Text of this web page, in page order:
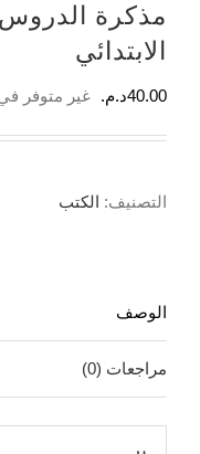
مذكرة الدروس
الابتدائي
40.00د.م. غير متوفر
التصنيف: الكتب
الوصف
مراجعات (0)